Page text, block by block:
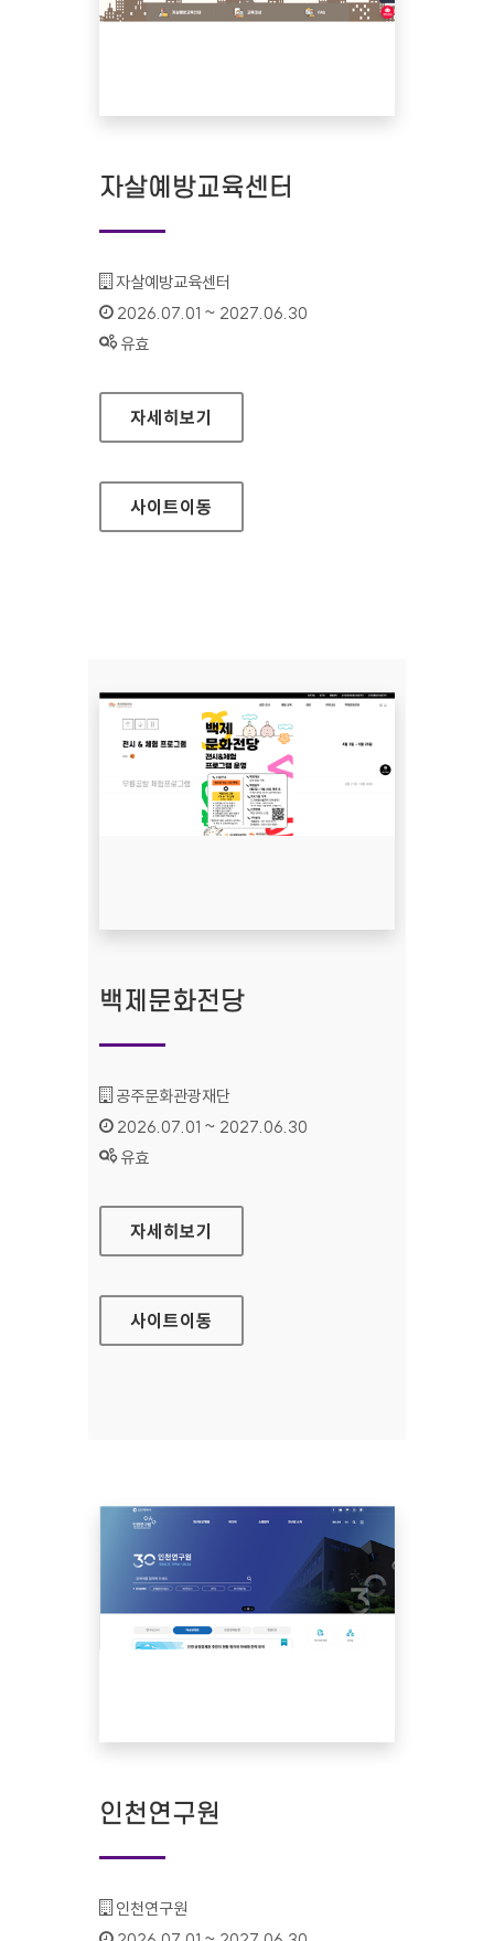
자살예방교육센터
기관명 :
자살예방교육센터
인증기간 :
2026.07.01 ~ 2027.06.30
상태 :
유효
자살예방교육센터
자세히보기
사이트이동
백제문화전당
기관명 :
공주문화관광재단
인증기간 :
2026.07.01 ~ 2027.06.30
상태 :
유효
백제문화전당
자세히보기
사이트이동
인천연구원
기관명 :
인천연구원